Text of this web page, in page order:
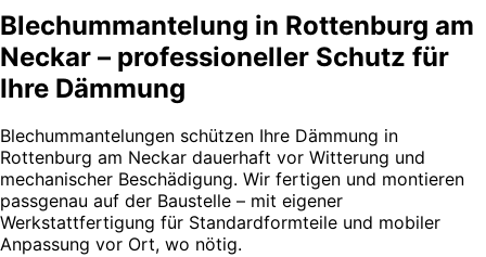
Blechummantelung in Rottenburg am
Neckar – professioneller Schutz für
Ihre Dämmung
Blechummantelungen schützen Ihre Dämmung in
Rottenburg am Neckar dauerhaft vor Witterung und
mechanischer Beschädigung. Wir fertigen und montieren
passgenau auf der Baustelle – mit eigener
Werkstattfertigung für Standardformteile und mobiler
Anpassung vor Ort, wo nötig.